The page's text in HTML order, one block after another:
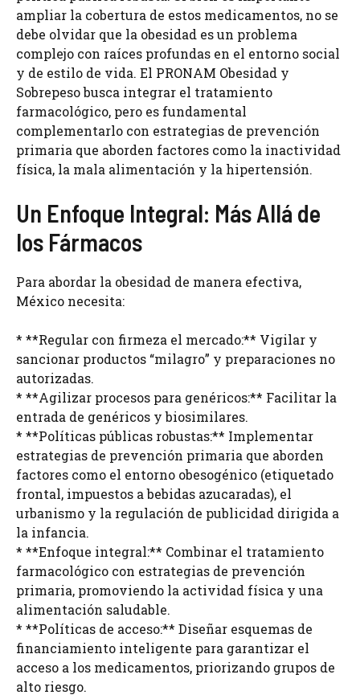
ampliar la cobertura de estos medicamentos, no se
debe olvidar que la obesidad es un problema
complejo con raíces profundas en el entorno social
y de estilo de vida. El PRONAM Obesidad y
Sobrepeso busca integrar el tratamiento
farmacológico, pero es fundamental
complementarlo con estrategias de prevención
primaria que aborden factores como la inactividad
física, la mala alimentación y la hipertensión.
Un Enfoque Integral: Más Allá de
los Fármacos
Para abordar la obesidad de manera efectiva,
México necesita:
* **Regular con firmeza el mercado:** Vigilar y
sancionar productos “milagro” y preparaciones no
autorizadas.
* **Agilizar procesos para genéricos:** Facilitar la
entrada de genéricos y biosimilares.
* **Políticas públicas robustas:** Implementar
estrategias de prevención primaria que aborden
factores como el entorno obesogénico (etiquetado
frontal, impuestos a bebidas azucaradas), el
urbanismo y la regulación de publicidad dirigida a
la infancia.
* **Enfoque integral:** Combinar el tratamiento
farmacológico con estrategias de prevención
primaria, promoviendo la actividad física y una
alimentación saludable.
* **Políticas de acceso:** Diseñar esquemas de
financiamiento inteligente para garantizar el
acceso a los medicamentos, priorizando grupos de
alto riesgo.